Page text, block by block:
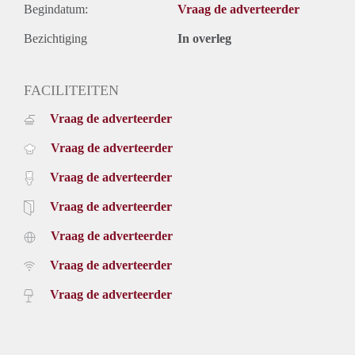
Begindatum: Vraag de adverteerder
Bezichtiging In overleg
FACILITEITEN
Vraag de adverteerder
Vraag de adverteerder
Vraag de adverteerder
Vraag de adverteerder
Vraag de adverteerder
Vraag de adverteerder
Vraag de adverteerder